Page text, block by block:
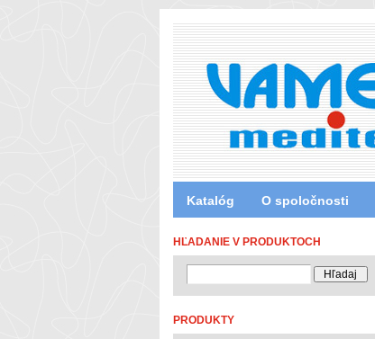
Katalóg O spoločnosti
HĽADANIE V PRODUKTOCH
PRODUKTY